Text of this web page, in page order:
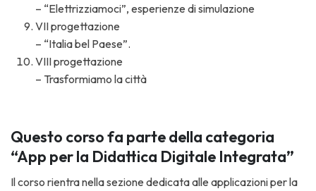
– “Elettrizziamoci”, esperienze di simulazione
VII progettazione
– “Italia bel Paese”.
VIII progettazione
– Trasformiamo la città
Questo corso fa parte della categoria
“App per la Didattica Digitale Integrata”
Il corso rientra nella sezione dedicata alle applicazioni per la